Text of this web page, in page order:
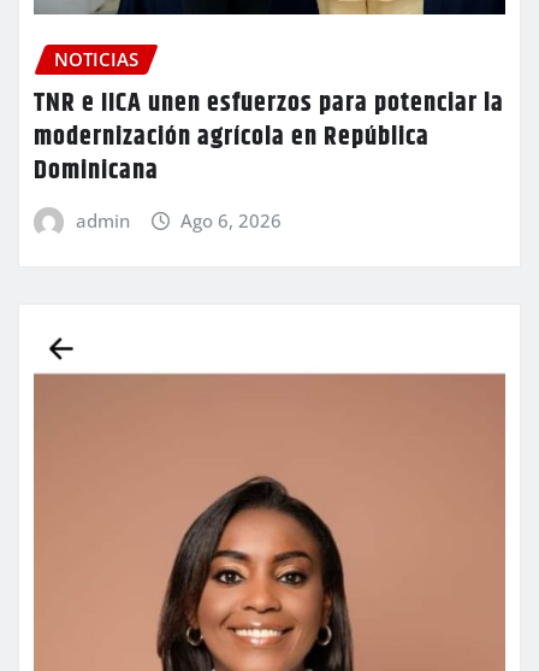
NOTICIAS
TNR e IICA unen esfuerzos para potenciar la
modernización agrícola en República
Dominicana
admin Ago 6, 2026